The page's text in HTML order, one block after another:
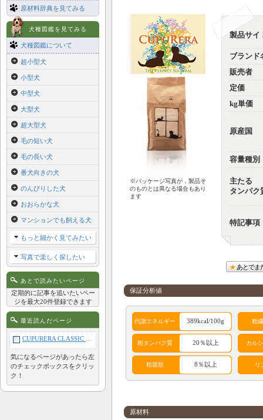
※パッケージ写真が，製品そ
のものとは異なる場合もあり
ます
製品サイ
ブランド
販売者
定価
kg単価
原産国
容量種別
主たる
タンパク
特記事項
あとでま
保証分析値
代謝エネルギー 389kcal/100g 粗
粗タンパク質 20％以上 カル
粗脂肪 8％以上 リ
鶏
原材料
原材料辞典を見てみる
犬種図鑑を見てみる
犬種図鑑について
超小型犬
小型犬
中型犬
大型犬
超大型犬
毛の短い犬
毛の長い犬
番犬向きの犬
のんびりした犬
おおらかな犬
マンションでも飼える犬
もっと細かく見てみたい
写真で楽しく探したい
あとで読みたいページ
定期的に記事を追いたいペー
ジを最大20件登録できます
最近読んだページ
気になるページがあったら左
のチェックボックスをクリッ
ク！